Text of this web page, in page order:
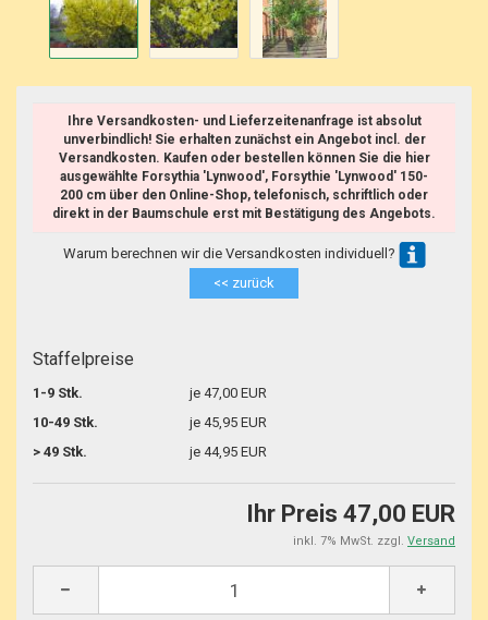
Ihre Versandkosten- und Lieferzeitenanfrage ist absolut
unverbindlich! Sie erhalten zunächst ein Angebot incl. der
Versandkosten. Kaufen oder bestellen können Sie die hier
ausgewählte Forsythia 'Lynwood', Forsythie 'Lynwood' 150-
200 cm über den Online-Shop, telefonisch, schriftlich oder
direkt in der Baumschule erst mit Bestätigung des Angebots.
Warum berechnen wir die Versandkosten individuell?
<< zurück
Staffelpreise
1-9 Stk.
je 47,00 EUR
10-49 Stk.
je 45,95 EUR
> 49 Stk.
je 44,95 EUR
Ihr Preis 47,00 EUR
inkl. 7% MwSt. zzgl. Versand